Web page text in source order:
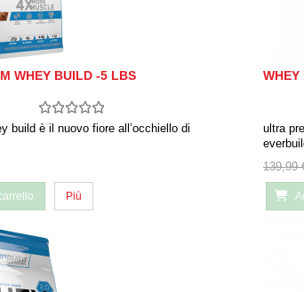
WHEY BUILD -5 LBS
build è il nuovo fiore all’occhiello di
Più
ultra
139,99